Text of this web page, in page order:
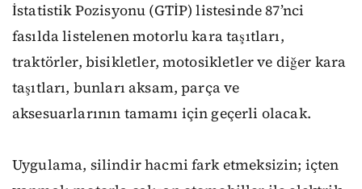
İstatistik Pozisyonu (GTİP) listesinde 87’nci
fasılda listelenen motorlu kara taşıtları,
traktörler, bisikletler, motosikletler ve diğer kara
taşıtları, bunları aksam, parça ve
aksesuarlarının tamamı için geçerli olacak.
Uygulama, silindir hacmi fark etmeksizin; içten